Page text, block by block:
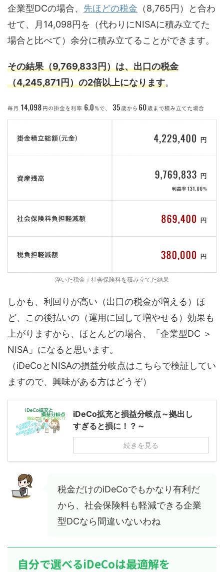
企業型DCの場合、 先ほどの税金 （8,765円）と合わ
せて、月14,098円を（代わりにNISAに積み立てた
場合と比べて）余分に積み立てることができます。
その結果（9,769,833円）は、出口の税金
（4,245,871円）の2倍以上になります。
浮いた税金＋社会保険料を積み立てた結果
しかも、利回りが高い（出口の税金が増える）ほ
ど、この後払いの（運用に回して増やせる）効果も
上がりますから、ほとんどの場合、「企業型DC ＞
NISA」になると思います。
（iDeCoとNISAの損益分岐点はこちらで検証してい
ますので、興味がある方はどうぞ）
iDeCo拡充と損益分岐点～拠出し
すぎると損に！？～
続きを見る
税金だけのiDeCoでもかなり有利だ
から、社会保険料も軽減できる企業
型DCなら間違いないわね
自分で選べるiDeCoは最適解を